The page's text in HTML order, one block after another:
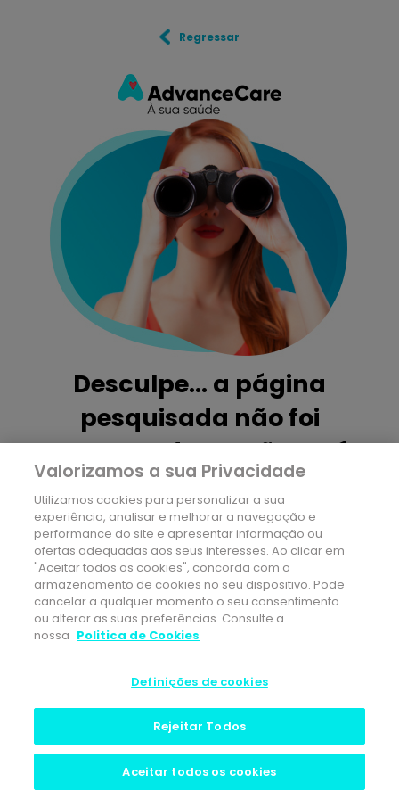
Regressar
Desculpe... a página
pesquisada não foi
encontrada ou não está
disponível.
Regresse ao site ou explore os nossos conteúdos
mais procurados
Seguros de Saúde
Biblioteca de Saúde
Rede Médica
Valorizamos a sua Privacidade
Utilizamos cookies para personalizar a sua
experiência, analisar e melhorar a navegação e
performance do site e apresentar informação ou
ofertas adequadas aos seus interesses. Ao clicar em
"Aceitar todos os cookies", concorda com o
armazenamento de cookies no seu dispositivo. Pode
cancelar a qualquer momento o seu consentimento
ou alterar as suas preferências. Consulte a
nossa Politica de Cookies
Definições de cookies
Rejeitar Todos
Aceitar todos os cookies